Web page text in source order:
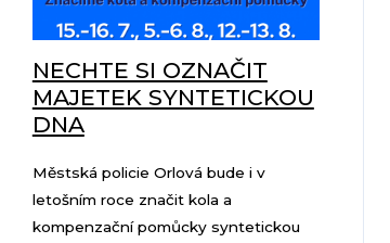
NECHTE SI OZNAČIT
MAJETEK SYNTETICKOU
DNA
Městská policie Orlová bude i v
letošním roce značit kola a
kompenzační pomůcky syntetickou